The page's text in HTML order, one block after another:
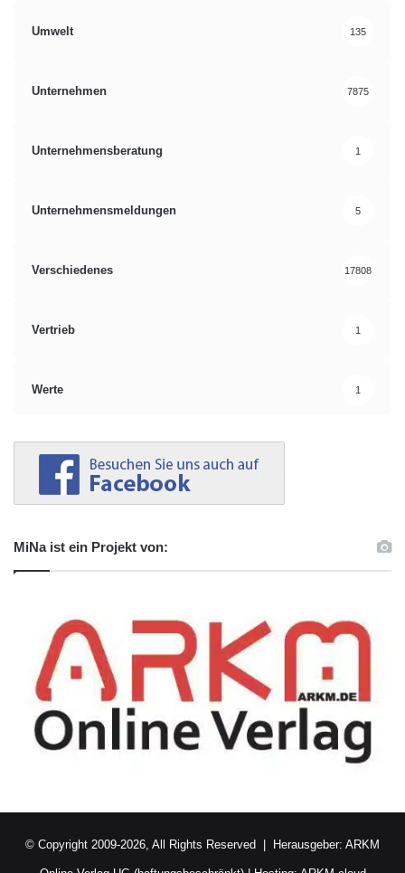
Umwelt 135
Unternehmen 7875
Unternehmensberatung 1
Unternehmensmeldungen 5
Verschiedenes 17808
Vertrieb 1
Werte 1
MiNa ist ein Projekt von:
© Copyright 2009-2026, All Rights Reserved | Herausgeber: ARKM